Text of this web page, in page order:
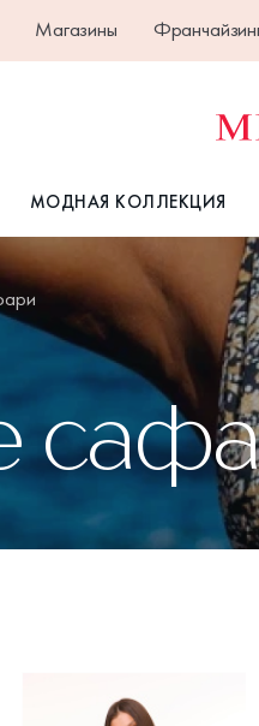
Магазины
МОДНАЯ КОЛЛЕКЦИЯ